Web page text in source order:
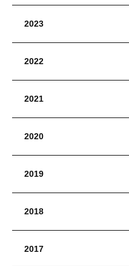
2023
2022
2021
2020
2019
2018
2017